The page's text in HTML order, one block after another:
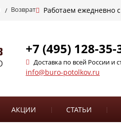
Работаем ежедневно с
Возврат
+7 (495) 128-35-
Доставка по всей России и
info@buro-potolkov.ru
АКЦИИ СТАТЬИ